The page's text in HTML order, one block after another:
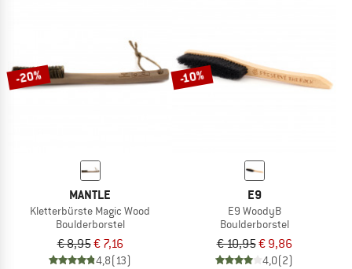
-20%
MANTLE
Kletterbürste Magic Wood
Boulderborstel
€ 8,95€ 7,16
4,8(13)
-10%
E9
E9 WoodyB
Boulderborstel
€ 10,95€ 9,86
4,0(2)